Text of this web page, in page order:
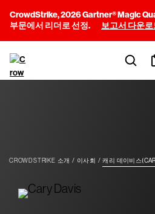
CrowdStrike, 2026 Gartner® Magic
부문에서 리더로 선정.
보고서 다운
CROWDSTRIKE 소개 이사회 캐리 데이비스